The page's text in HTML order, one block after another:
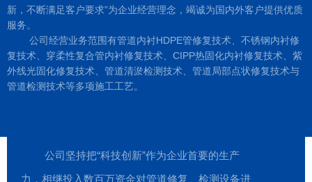
新，不断满足客户要求”为企业经营理念，竭诚为国内外客户提供优质
服务。
公司经营业务范围有管道内衬HDPE管修复技术、不锈钢内衬修
复技术、穿柔性复合管内衬修复技术、CIPP热固化内衬修复技术、紫
外线光固化修复技术、管道清淤检测技术、管道局部点状修复技术与
管道检测技术等多项施工工艺。
公司坚持把“科技创新”作为企业首要的生产
力，相继投入数百万资金对管道修复、检测设备进